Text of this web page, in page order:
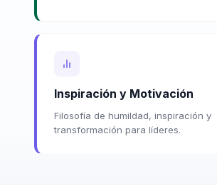
Inspiración y Motivación
Filosofía de humildad, inspiración y
transformación para líderes.